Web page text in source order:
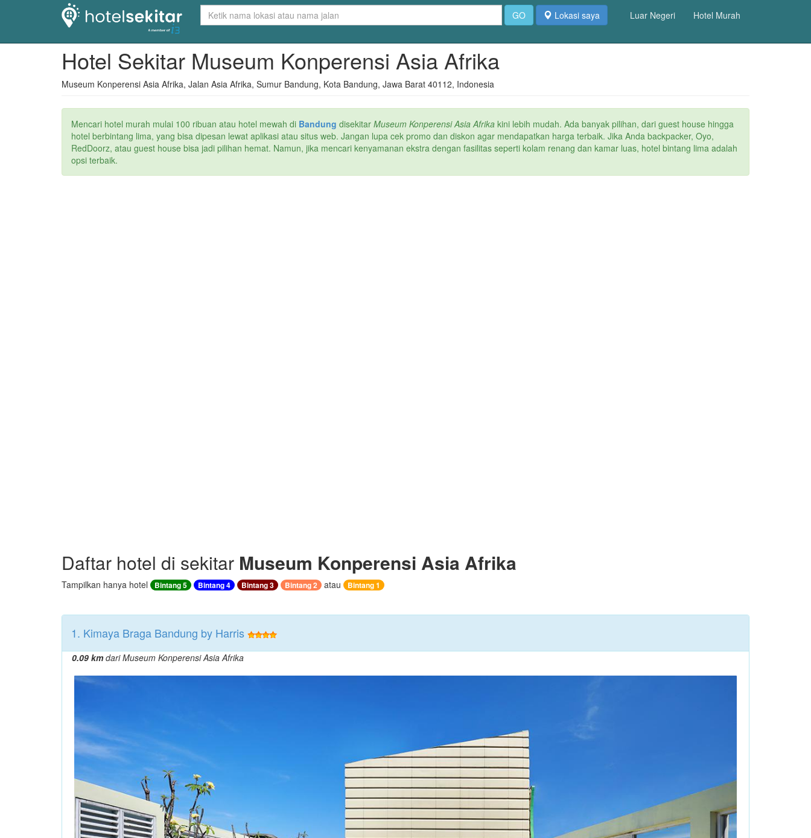
GO Lokasi saya Luar Negeri Hotel Murah
Hotel Sekitar Museum Konperensi Asia Afrika
Museum Konperensi Asia Afrika, Jalan Asia Afrika, Sumur Bandung, Kota Bandung, Jawa Barat 40112, Indonesia
Mencari hotel murah mulai 100 ribuan atau hotel mewah di Bandung disekitar Museum Konperensi Asia Afrika kini lebih mudah. Ada banyak pilihan, dari guest house hingga
hotel berbintang lima, yang bisa dipesan lewat aplikasi atau situs web. Jangan lupa cek promo dan diskon agar mendapatkan harga terbaik. Jika Anda backpacker, Oyo,
RedDoorz, atau guest house bisa jadi pilihan hemat. Namun, jika mencari kenyamanan ekstra dengan fasilitas seperti kolam renang dan kamar luas, hotel bintang lima adalah
opsi terbaik.
Daftar hotel di sekitar Museum Konperensi Asia Afrika
Tampilkan hanya hotel Bintang 5 Bintang 4 Bintang 3 Bintang 2 atau Bintang 1
1. Kimaya Braga Bandung by Harris
0.09 kmdari Museum Konperensi Asia Afrika